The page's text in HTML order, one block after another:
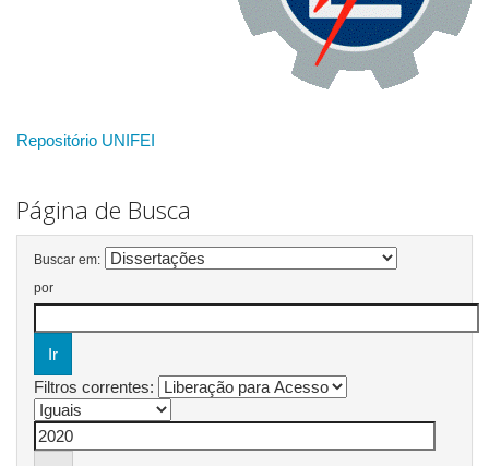
Repositório UNIFEI
Página de Busca
Buscar em:
por
Filtros correntes: